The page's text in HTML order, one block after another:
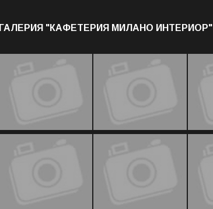
ГАЛЕРИЯ "КАФЕТЕРИЯ МИЛАНО ИНТЕРИОР"